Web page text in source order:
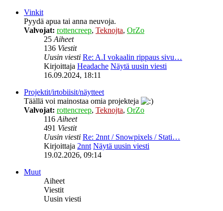
Vinkit
Pyydä apua tai anna neuvoja.
Valvojat: rottencreep, Teknojta, OrZo
25Aiheet
136 Viestit
Uusin viesti Re: A.I vokaalin rippaus sivu…
Kirjoittaja Headache Näytä uusin viesti
16.09.2024, 18:11
Projektit/irtobiisit/näytteet
Täällä voi mainostaa omia projekteja
Valvojat: rottencreep, Teknojta, OrZo
116Aiheet
491 Viestit
Uusin viesti Re: 2nnt / Snowpixels / Stati…
Kirjoittaja 2nnt Näytä uusin viesti
19.02.2026, 09:14
Muut
Aiheet
Viestit
Uusin viesti